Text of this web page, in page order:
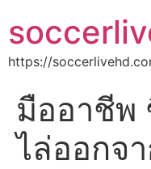
https://
มืออาชีพ
ไล่ออกจ